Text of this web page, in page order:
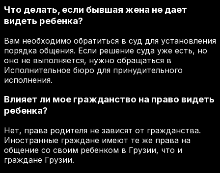
Что делать, если бывшая жена не дает
видеть ребенка?
Вам необходимо обратиться в суд для установления
порядка общения. Если решение суда уже есть, но
оно не выполняется, нужно обращаться в
Исполнительное бюро для принудительного
исполнения.
Влияет ли мое гражданство на право видеть
ребенка?
Нет, права родителя не зависят от гражданства.
Иностранные граждане имеют те же права на
общение со своим ребенком в Грузии, что и
граждане Грузии.